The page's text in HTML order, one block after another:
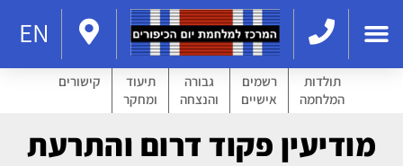
EN
תולדות
המלחמה
רשמים
אישיים
גבורה
והנצחה
תיעוד
ומחקר
קישורים
מודיעין פקוד דרום והתרעת